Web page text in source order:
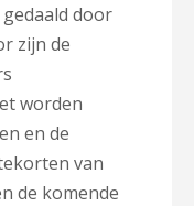
door
zijn de
worden
en de
van
de komende